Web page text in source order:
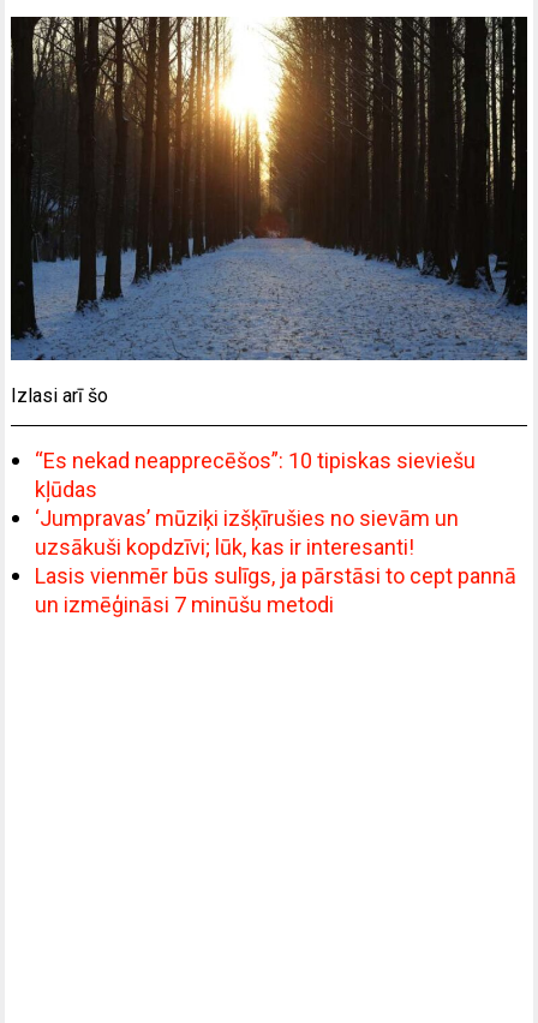
Izlasi arī šo
“Es nekad neapprecēšos”: 10 tipiskas sieviešu
kļūdas
‘Jumpravas’ mūziķi izšķīrušies no sievām un
uzsākuši kopdzīvi; lūk, kas ir interesanti!
Lasis vienmēr būs sulīgs, ja pārstāsi to cept pannā
un izmēģināsi 7 minūšu metodi